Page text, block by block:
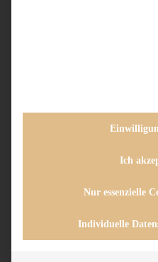
Ich
Nur essenzielle
Individuelle